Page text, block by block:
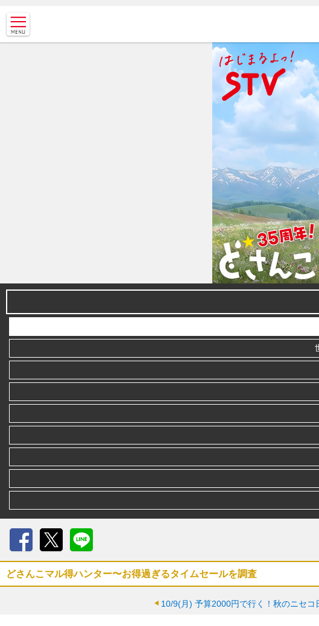
どさんこマル得ハンター〜お得過ぎるタイムセールを調査
10/9(月) 予算2000円で行く！秋のニセコ